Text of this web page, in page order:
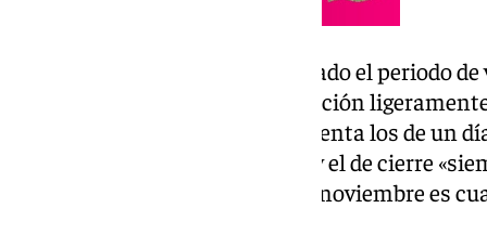
En Sierra Nevada, una vez acabado el periodo
larga duración -con una facturación
anterior (+1,6%)- se ponen a la venta los de un
estimación del día de apertura y el de cierre
nieve lo permitan». A finales de noviembre es